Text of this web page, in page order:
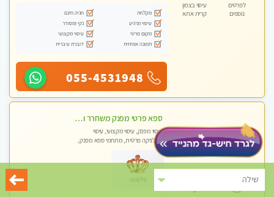
שילה
לפרטים
נוספים
עיסוי בצפון
קרית אתא
מקלחת
חניה חינם
עיסוי מרגיע
נקי ומסודר
מקום פרטי
עיסוי מקצועי
תמונה אמיתית
דוברת עיברית
055-4531948
ספא פרטי מפנק משחרר ומרגיע, עם מגוון עיסויים לבחירה מומלץ לחלוטין!!!!
עיסוי מפנק, עיסוי מקצועי, עיסוי
בקלניקה פרטית, מתחמי ספא מפנק,
עיסוי טנטרה
פלטינה